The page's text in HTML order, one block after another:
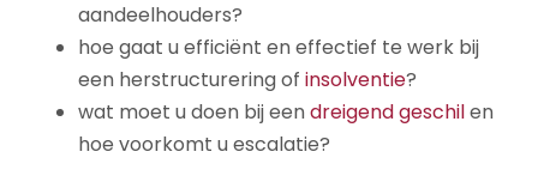
aandeelhouders?
hoe gaat u efficiënt en effectief te werk bij
een herstructurering of insolventie?
wat moet u doen bij eendreigend geschilen
hoe voorkomt u escalatie?